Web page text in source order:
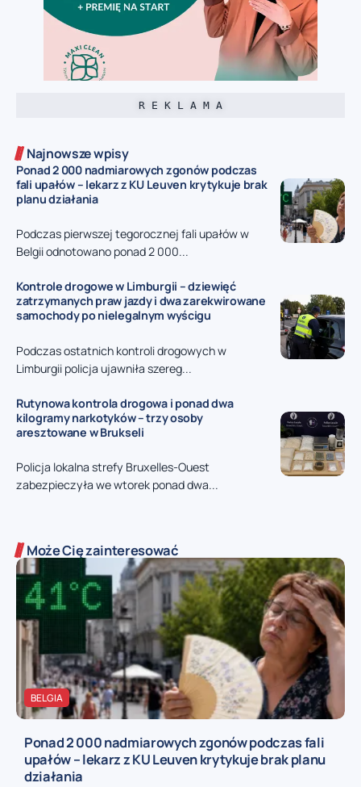
R E K L A M A
Najnowsze wpisy
Ponad 2 000 nadmiarowych zgonów podczas
fali upałów – lekarz z KU Leuven krytykuje brak
planu działania
Podczas pierwszej tegorocznej fali upałów w
Belgii odnotowano ponad 2 000...
Kontrole drogowe w Limburgii – dziewięć
zatrzymanych praw jazdy i dwa zarekwirowane
samochody po nielegalnym wyścigu
Podczas ostatnich kontroli drogowych w
Limburgii policja ujawniła szereg...
Rutynowa kontrola drogowa i ponad dwa
kilogramy narkotyków – trzy osoby
aresztowane w Brukseli
Policja lokalna strefy Bruxelles-Ouest
zabezpieczyła we wtorek ponad dwa...
Może Cię zainteresować
BELGIA
Ponad 2 000 nadmiarowych zgonów podczas fali
upałów – lekarz z KU Leuven krytykuje brak planu
działania